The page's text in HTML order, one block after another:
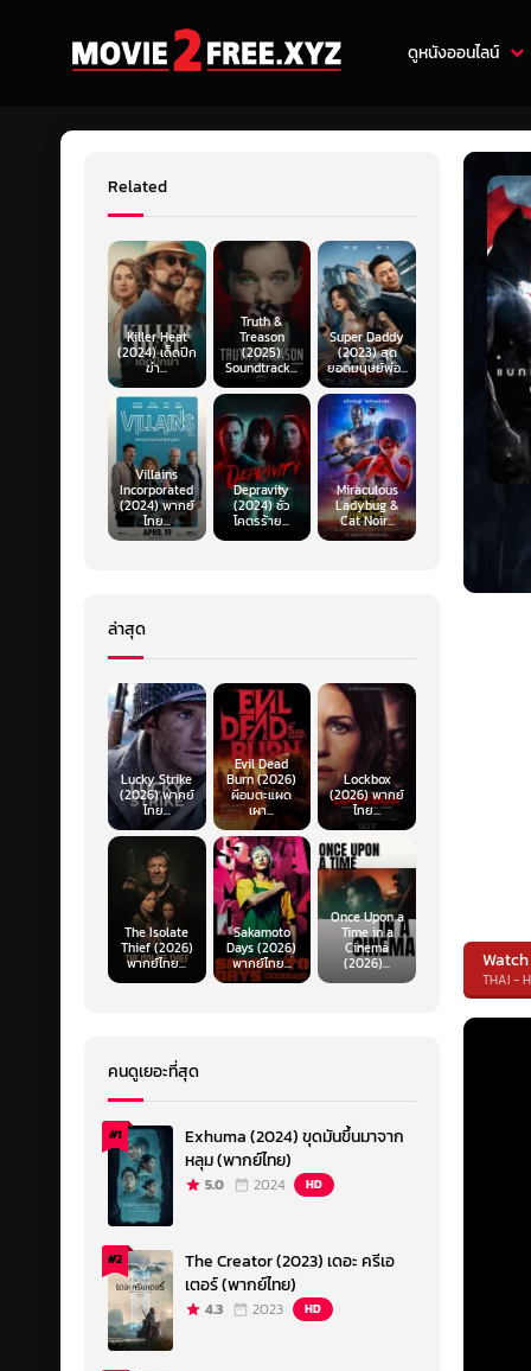
ดูหนังออนไลน์
Watch
THAI -
Related
Killer Heat
(2024) เด็ดปีก
ฆ่า...
Truth &
Treason
(2025)
Soundtrack...
Super Daddy
(2023) สุด
ยอดมนุษย์พ่อ...
Villains
Incorporated
(2024) พากย์
ไทย...
Depravity
(2024) ชั่ว
โคตรร้าย...
Miraculous
Ladybug &
Cat Noir...
ล่าสุด
Lucky Strike
(2026) พากย์
ไทย...
Evil Dead
Burn (2026)
ผีอมตะแผด
เผา...
Lockbox
(2026) พากย์
ไทย...
The Isolate
Thief (2026)
พากย์ไทย...
Sakamoto
Days (2026)
พากย์ไทย...
Once Upon a
Time in a
Cinema
(2026)...
คนดูเยอะที่สุด
#1
Exhuma (2024) ขุดมันขึ้นมาจาก
หลุม (พากย์ไทย)
5.0 2024 HD
#2
The Creator (2023) เดอะ ครีเอ
เตอร์ (พากย์ไทย)
4.3 2023 HD